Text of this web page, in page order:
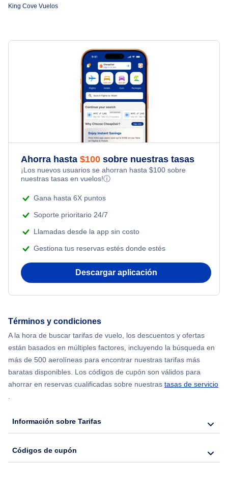
King Cove Vuelos
Ahorra hasta $100 sobre nuestras tasas
¡Los nuevos usuarios se ahorran hasta $100 sobre
nuestras tasas en vuelos!ⓘ
Gana hasta 6X puntos
Soporte prioritario 24/7
Llamadas desde la app sin costo
Gestiona tus reservas estés donde estés
Descargar aplicación
Términos y condiciones
A la hora de buscar tarifas de vuelo, los descuentos y ofertas
están basados en múltiples factores, incluyendo la búsqueda en
más de 500 aerolíneas para encontrar nuestras tarifas más
baratas disponibles. Los códigos de cupón son válidos para
ahorrar en reservas cualificadas sobre nuestras tasas de servicio
.
Información sobre Tarifas
Códigos de cupón